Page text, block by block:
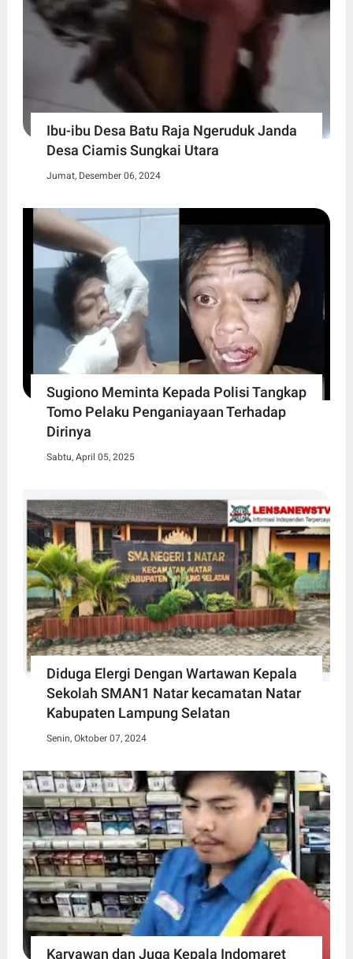
Ibu-ibu Desa Batu Raja Ngeruduk Janda
Desa Ciamis Sungkai Utara
Jumat, Desember 06, 2024
Sugiono Meminta Kepada Polisi Tangkap
Tomo Pelaku Penganiayaan Terhadap
Dirinya
Sabtu, April 05, 2025
Diduga Elergi Dengan Wartawan Kepala
Sekolah SMAN1 Natar kecamatan Natar
Kabupaten Lampung Selatan
Senin, Oktober 07, 2024
Karyawan dan Juga Kepala Indomaret